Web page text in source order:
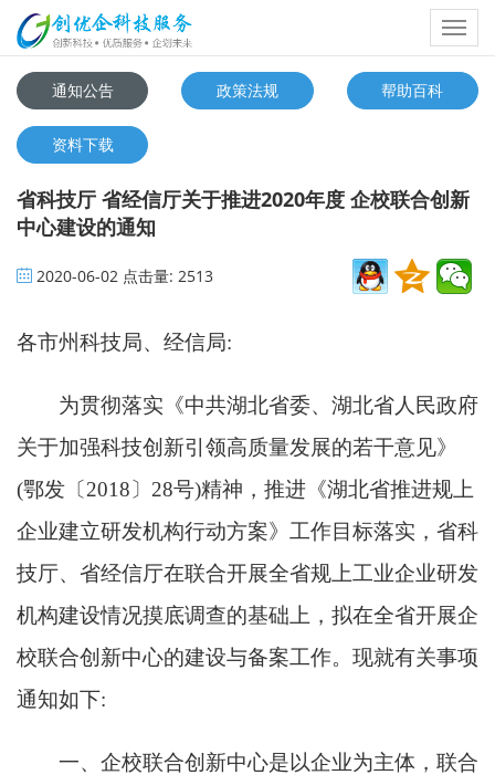
通知公告
政策法规 帮助百科
资料下载
省科技厅 省经信厅关于推进2020年度 企校联合创新
中心建设的通知
2020-06-02 点击量: 2513
各市州科技局、经信局:
为贯彻落实《中共湖北省委、湖北省人民政府
关于加强科技创新引领高质量发展的若干意见》
(鄂发〔 2018 〕 28号)精神，推进《湖北省推进规上
企业建立研发机构行动方案》工作目标落实，省科
技厅、省经信厅在联合开展全省规上工业企业研发
机构建设情况摸底调查的基础上，拟在全省开展企
校联合创新中心的建设与备案工作。现就有关事项
通知如下:
一、企校联合创新中心是以企业为主体，联合